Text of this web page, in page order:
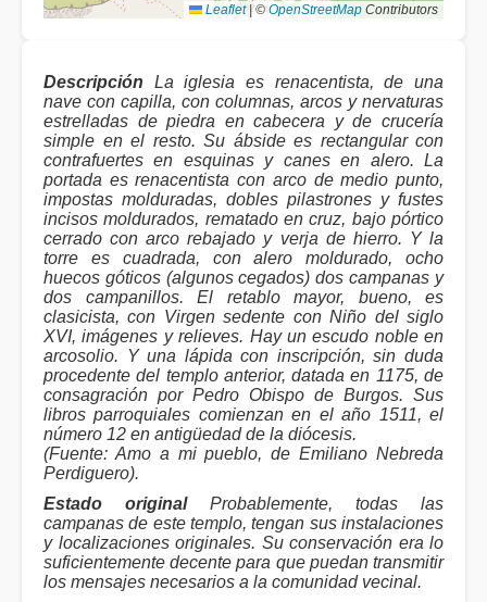
Leaflet |©OpenStreetMap Contributors
Descripción La iglesia es renacentista, de una
nave con capilla, con columnas, arcos y nervaturas
estrelladas de piedra en cabecera y de crucería
simple en el resto. Su ábside es rectangular con
contrafuertes en esquinas y canes en alero. La
portada es renacentista con arco de medio punto,
impostas molduradas, dobles pilastrones y fustes
incisos moldurados, rematado en cruz, bajo pórtico
cerrado con arco rebajado y verja de hierro. Y la
torre es cuadrada, con alero moldurado, ocho
huecos góticos (algunos cegados) dos campanas y
dos campanillos. El retablo mayor, bueno, es
clasicista, con Virgen sedente con Niño del siglo
XVI, imágenes y relieves. Hay un escudo noble en
arcosolio. Y una lápida con inscripción, sin duda
procedente del templo anterior, datada en 1175, de
consagración por Pedro Obispo de Burgos. Sus
libros parroquiales comienzan en el año 1511, el
número 12 en antigüedad de la diócesis.
(Fuente: Amo a mi pueblo, de Emiliano Nebreda
Perdiguero).
Estado originalProbablemente, todas las
campanas de este templo, tengan sus instalaciones
y localizaciones originales. Su conservación era lo
suficientemente decente para que puedan transmitir
los mensajes necesarios a la comunidad vecinal.